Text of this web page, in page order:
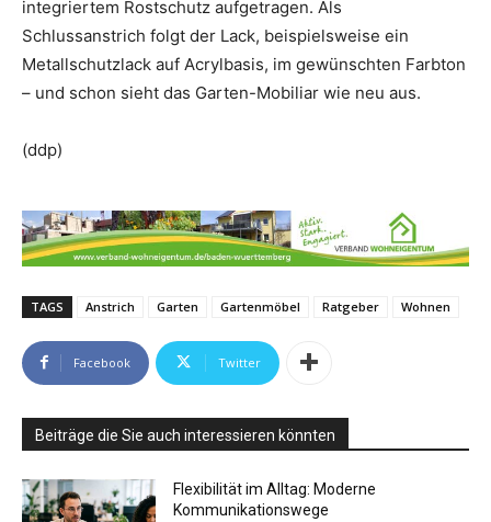
integriertem Rostschutz aufgetragen. Als
Schlussanstrich folgt der Lack, beispielsweise ein
Metallschutzlack auf Acrylbasis, im gewünschten Farbton
– und schon sieht das Garten-Mobiliar wie neu aus.
(ddp)
TAGS Anstrich Garten Gartenmöbel Ratgeber Wohnen
Facebook Twitter
Beiträge die Sie auch interessieren könnten
Flexibilität im Alltag: Moderne
Kommunikationswege